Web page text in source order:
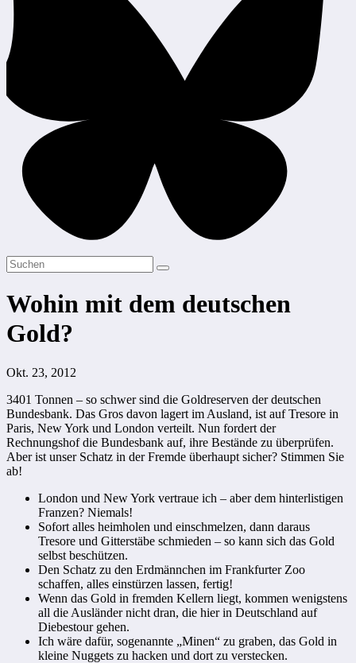
Wohin mit dem deutschen
Gold?
Okt. 23, 2012
3401 Tonnen – so schwer sind die Goldreserven der deutschen
Bundesbank. Das Gros davon lagert im Ausland, ist auf Tresore in
Paris, New York und London verteilt. Nun fordert der
Rechnungshof die Bundesbank auf, ihre Bestände zu überprüfen.
Aber ist unser Schatz in der Fremde überhaupt sicher? Stimmen Sie
ab!
London und New York vertraue ich – aber dem hinterlistigen
Franzen? Niemals!
Sofort alles heimholen und einschmelzen, dann daraus
Tresore und Gitterstäbe schmieden – so kann sich das Gold
selbst beschützen.
Den Schatz zu den Erdmännchen im Frankfurter Zoo
schaffen, alles einstürzen lassen, fertig!
Wenn das Gold in fremden Kellern liegt, kommen wenigstens
all die Ausländer nicht dran, die hier in Deutschland auf
Diebestour gehen.
Ich wäre dafür, sogenannte „Minen“ zu graben, das Gold in
kleine Nuggets zu hacken und dort zu verstecken.